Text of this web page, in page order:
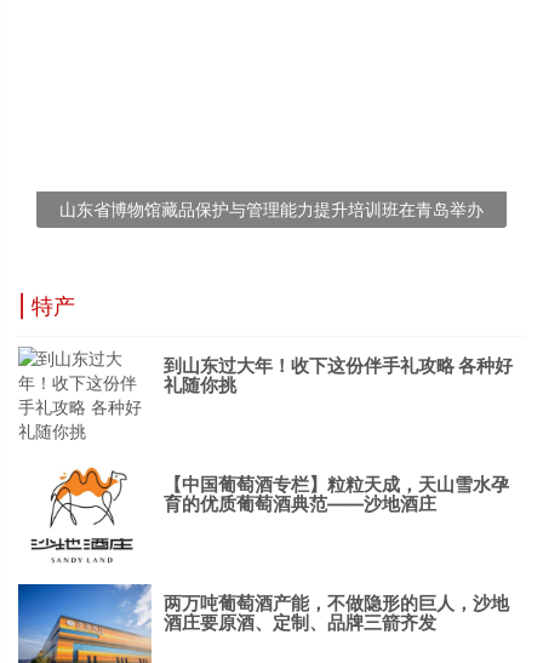
山东省博物馆藏品保护与管理能力提升培训班在青岛举办
| 特产
到山东过大年！收下这份伴手礼攻略 各种好
礼随你挑
【中国葡萄酒专栏】粒粒天成，天山雪水孕
育的优质葡萄酒典范——沙地酒庄
两万吨葡萄酒产能，不做隐形的巨人，沙地
酒庄要原酒、定制、品牌三箭齐发